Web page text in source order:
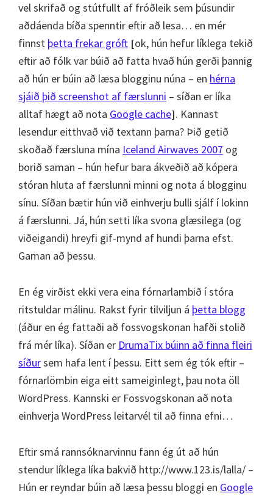
vel skrifað og stútfullt af fróðleik sem þúsundir
aðdáenda bíða spenntir eftir að lesa… en mér
finnst þetta frekar gróft [ok, hún hefur líklega tekið
eftir að fólk var búið að fatta hvað hún gerði þannig
að hún er búin að læsa blogginu núna – en hérna
sjáið þið screenshot af færslunni – síðan er líka
alltaf hægt að nota Google cache]. Kannast
lesendur eitthvað við textann þarna? Þið getið
skoðað færsluna mína Iceland Airwaves 2007 og
borið saman – hún hefur bara ákveðið að kópera
stóran hluta af færslunni minni og nota á blogginu
sínu. Síðan bætir hún við einhverju bulli sjálf í lokinn
á færslunni. Já, hún setti líka svona glæsilega (og
viðeigandi) hreyfi gif-mynd af hundi þarna efst.
Gaman að þessu.
En ég virðist ekki vera eina fórnarlambið í stóra
ritstuldar málinu. Rakst fyrir tilviljun á þetta blogg
(áður en ég fattaði að fossvogskonan hafði stolið
frá mér líka). Síðan er DrumaTix búinn að finna fleiri
síðursem hafa lent í þessu. Eitt sem ég tók eftir –
fórnarlömbin eiga eitt sameiginlegt, þau nota öll
WordPress. Kannski er Fossvogskonan að nota
einhverja WordPress leitarvél til að finna efni…
Eftir smá rannsóknarvinnu fann ég út að hún
stendur líklega líka bakvið http://www.123.is/lalla/ –
Hún er reyndar búin að læsa þessu bloggi en Google